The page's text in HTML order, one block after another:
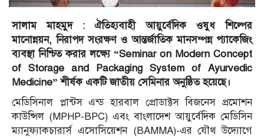
সালাম মাহমুদ : ঐতিহ্যবাহী আয়ুর্বেদিক ওষুধ শিল্পের
মানোন্নয়ন, নিরাপদ সংরক্ষণ ও আন্তর্জাতিক মানসম্পন্ন প্যাকেজিং
ব্যবস্থা নিশ্চিত করার লক্ষ্যে “Seminar on Modern Concept
of Storage and Packaging System of Ayurvedic
Medicine” শীর্ষক একটি জাতীয় সেমিনার অনুষ্ঠিত হয়েছে।
মেডিসিনাল প্লান্টস এন্ড হারবাল প্রোডাক্টস বিজনেস প্রমোশন
কাউন্সিল (MPHP-BPC) এবং বাংলাদেশ আয়ুর্বেদিক মেডিসিন
ম্যানুফ্যাকচারার্স এসোসিয়েশন (BAMMA)-এর যৌথ উদ্যোগে